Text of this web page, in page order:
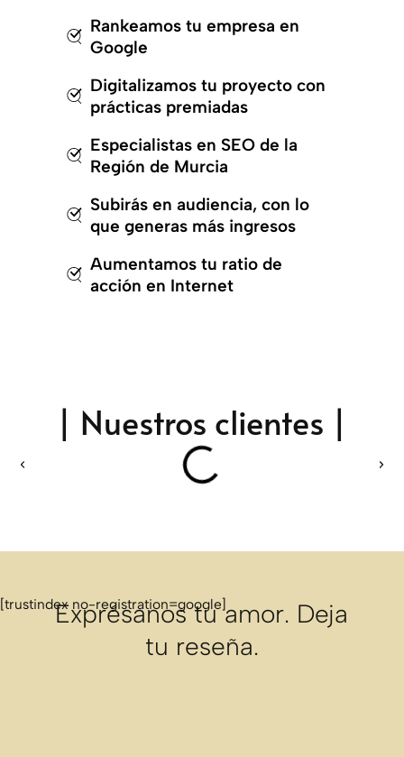
Rankeamos tu empresa en
Google
Digitalizamos tu proyecto con
prácticas premiadas
Especialistas en SEO de la
Región de Murcia
Subirás en audiencia, con lo
que generas más ingresos
Aumentamos tu ratio de
acción en Internet
| Nuestros clientes |
[trustindex no-registration=google]
Exprésanos tu amor. Deja
tu reseña.